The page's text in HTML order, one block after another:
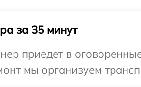
за 35 минут
приедет в
мы организуем